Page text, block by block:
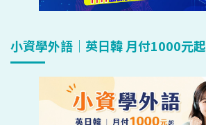
小資學外語｜英日韓 月付1000元起